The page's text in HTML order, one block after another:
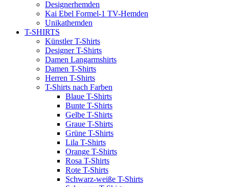
Designerhemden
Kai Ebel Formel-1 TV-Hemden
Unikathemden
T-SHIRTS
Künstler T-Shirts
Designer T-Shirts
Damen Langarmshirts
Damen T-Shirts
Herren T-Shirts
T-Shirts nach Farben
Blaue T-Shirts
Bunte T-Shirts
Gelbe T-Shirts
Graue T-Shirts
Grüne T-Shirts
Lila T-Shirts
Orange T-Shirts
Rosa T-Shirts
Rote T-Shirts
Schwarz-weiße T-Shirts